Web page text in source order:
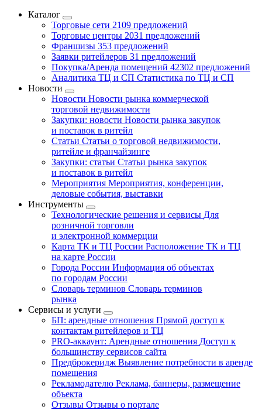
Каталог
Торговые сети 2109 предложений
Торговые центры 2031 предложений
Франшизы 353 предложений
Заявки ритейлеров 31 предложений
Покупка/Аренда помещений 42302 предложений
Аналитика ТЦ и СП Статистика по ТЦ и СП
Новости
Новости Новости рынка коммерческой
торговой недвижимости
Закупки: новости Новости рынка закупок
и поставок в ритейл
Статьи Статьи о торговой недвижимости,
ритейле и франчайзинге
Закупки: статьи Статьи рынка закупок
и поставок в ритейл
Мероприятия Мероприятия, конференции,
деловые события, выставки
Инструменты
Технологические решения и сервисы Для
розничной торговли
и электронной коммерции
Карта ТК и ТЦ России Расположение ТК и ТЦ
на карте России
Города России Информация об объектах
по городам России
Словарь терминов Словарь терминов
рынка
Сервисы и услуги
БП: арендные отношения Прямой доступ к
контактам ритейлеров и ТЦ
PRO-аккаунт: Арендные отношения Доступ к
большинству сервисов сайта
Предброкеридж Выявление потребности в аренде
помещения
Рекламодателю Реклама, баннеры, размещение
объекта
Отзывы Отзывы о портале